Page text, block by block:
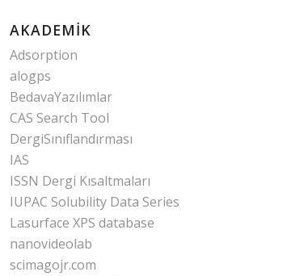
AKADEMIK
Adsorption
alogps
BedavaYazılımlar
CAS Search Tool
DergiSınıflandırması
IAS
ISSN Dergi Kısaltmaları
IUPAC Solubility Data Series
Lasurface XPS database
nanovideolab
scimagojr.com